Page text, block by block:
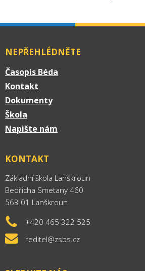
NEPŘEHLÉDNĚTE
Časopis Béda
Kontakt
Dokumenty
Škola
Napište nám
KONTAKT
Základní škola Lanškroun
Bedřicha Smetany 460
563 01 Lanškroun
+420 465 322 525
reditel@zsbs.cz